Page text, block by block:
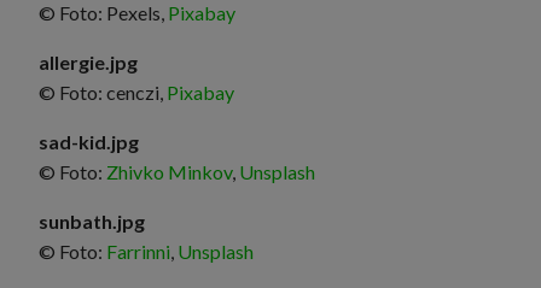
© Foto: Pexels, Pixabay
allergie.jpg
© Foto: cenczi, Pixabay
sad-kid.jpg
© Foto: Zhivko Minkov, Unsplash
sunbath.jpg
© Foto: Farrinni, Unsplash